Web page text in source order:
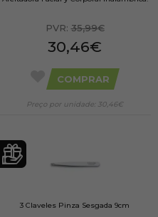
PVR:35,99€
30,46€
COMPRAR
Preço por unidade: 30,46€
3 Claveles Pinza Sesgada 9cm